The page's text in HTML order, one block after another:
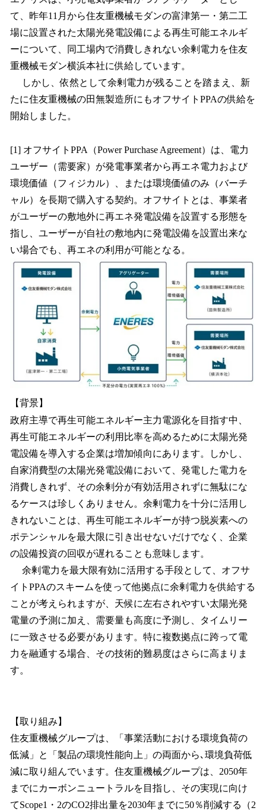
て、昨年11月から住友重機械モダンの富津第一・第二工
場に設置された太陽光発電設備による再生可能エネルギ
ーについて、同工場内で消費しきれない余剰電力を住友
重機械モダン横浜本社に供給しています。
しかし、依然として余剰電力が残ることを踏まえ、新
たに住友重機械の田無製造所にもオフサイトPPAの供給を
開始しました。
[1] オフサイトPPA（Power Purchase Agreement）は、電力
ユーザー（需要家）が発電事業者から再エネ電力および
環境価値（フィジカル）、または環境価値のみ（バーチ
ャル）を長期で購入する契約。オフサイトとは、事業者
がユーザーの敷地外に再エネ発電設備を設置する形態を
指し、ユーザーが自社の敷地内に発電設備を設置出来な
い場合でも、再エネの利用が可能となる。
【背景】
政府主導で再生可能エネルギー主力電源化を目指す中、
再生可能エネルギーの利用比率を高めるために太陽光発
電設備を導入する企業は増加傾向にあります。しかし、
自家消費型の太陽光発電設備において、発電した電力を
消費しきれず、その余剰分が有効活用されずに無駄にな
るケースは珍しくありません。余剰電力を十分に活用し
きれないことは、再生可能エネルギーが持つ脱炭素への
ポテンシャルを最大限に引き出せないだけでなく、企業
の設備投資の回収が遅れることも意味します。
余剰電力を最大限有効に活用する手段として、オフサ
イトPPAのスキームを使って他拠点に余剰電力を供給する
ことが考えられますが、天候に左右されやすい太陽光発
電量の予測に加え、需要量も高度に予測し、タイムリー
に一致させる必要があります。特に複数拠点に跨って電
力を融通する場合、その技術的難易度はさらに高まりま
す。
【取り組み】
住友重機械グループは、「事業活動における環境負荷の
低減」と「製品の環境性能向上」の両面から､環境負荷低
減に取り組んでいます。住友重機械グループは、2050年
までにカーボンニュートラルを目指し、その実現に向け
てScope1・2のCO2排出量を2030年までに50％削減する（2